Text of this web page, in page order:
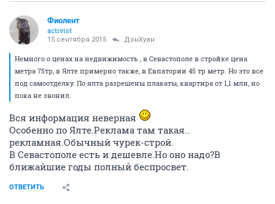
Фиолент
activist
15 сентября 2015 ДонХуан
Немного о ценах на недвижимость , в Севастополе в стройке цена
метра 75тр, в Ялте примерно также, в Евпатории 45 тр метр. Но это все
под самоотделку. По ялта разрешены плакаты, квартира от 1,1 млн, но
пока не звонил.
Вся информация неверная
Особенно по Ялте.Реклама там такая..
рекламная.Обычный чурек-строй.
В Севастополе есть и дешевле.Но оно надо?В
ближайшие годы полный беспросвет.
ОТВЕТИТЬ